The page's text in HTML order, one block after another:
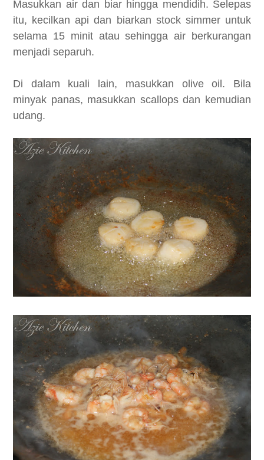
Masukkan air dan biar hingga mendidih. Selepas
itu, kecilkan api dan biarkan stock simmer untuk
selama 15 minit atau sehingga air berkurangan
menjadi separuh.
Di dalam kuali lain, masukkan olive oil. Bila
minyak panas, masukkan scallops dan kemudian
udang.